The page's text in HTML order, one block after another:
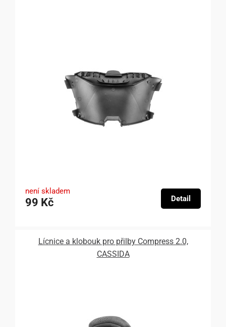
není skladem
99 Kč Detail
Lícnice a klobouk pro přilby Compress 2.0,
CASSIDA